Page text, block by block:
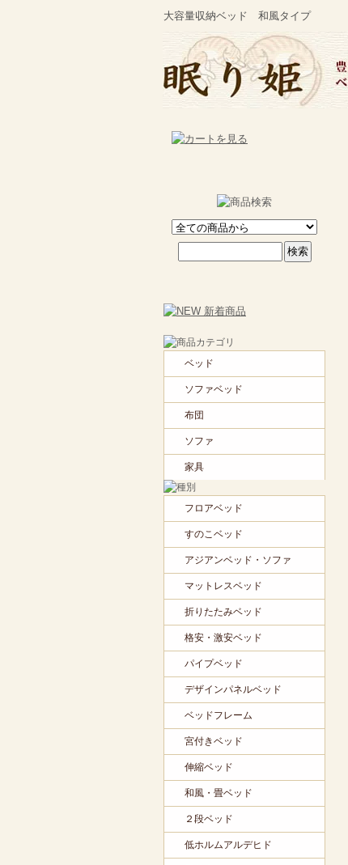
大容量収納ベッド 和風タイプ
ベッド
ソファベッド
布団
ソファ
家具
フロアベッド
すのこベッド
アジアンベッド・ソファ
マットレスベッド
折りたたみベッド
格安・激安ベッド
パイプベッド
デザインパネルベッド
ベッドフレーム
宮付きベッド
伸縮ベッド
和風・畳ベッド
２段ベッド
低ホルムアルデヒド